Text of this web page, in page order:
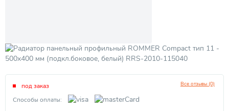
Все отзывы (0)
под заказ
Способы оплаты: